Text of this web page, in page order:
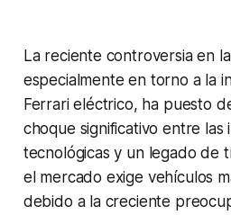
La reciente controversia en
especialmente en torno a la
Ferrari eléctrico, ha puesto
choque significativo entre las
tecnológicas y un legado de
el mercado exige vehículos
debido a la creciente